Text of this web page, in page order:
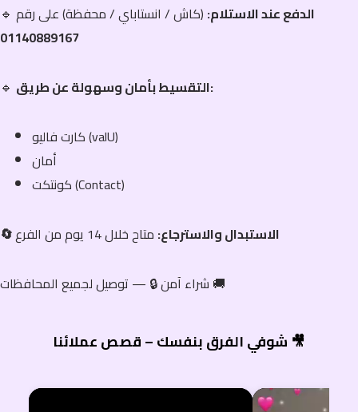
🔹 الدفع عند الاستلام: (كاش / انستاباي / محفظة) على رقم
01140889167
🔹 التقسيط بأمان وسهولة عن طريق:
كارت فاليو (valU)
أمان
كونتكت (Contact)
🔄 الاستبدال والاسترجاع: متاح خلال 14 يوم من الفرع
شراء آمن 🔒 — توصيل لجميع المحافظات 🚚
شوفي الفرق بنفسك – قصص عملائنا 🎥